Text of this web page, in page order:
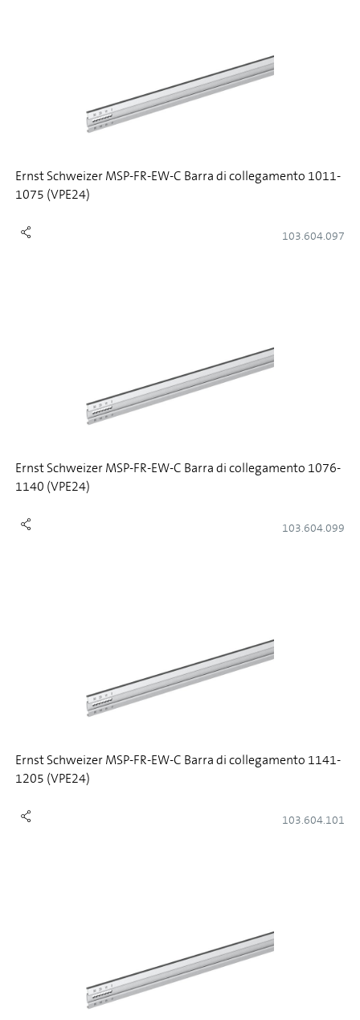
Ernst Schweizer MSP-FR-EW-C Barra di collegamento 1011-
1075 (VPE24)
103.604.097
Ernst Schweizer MSP-FR-EW-C Barra di collegamento 1076-
1140 (VPE24)
103.604.099
Ernst Schweizer MSP-FR-EW-C Barra di collegamento 1141-
1205 (VPE24)
103.604.101